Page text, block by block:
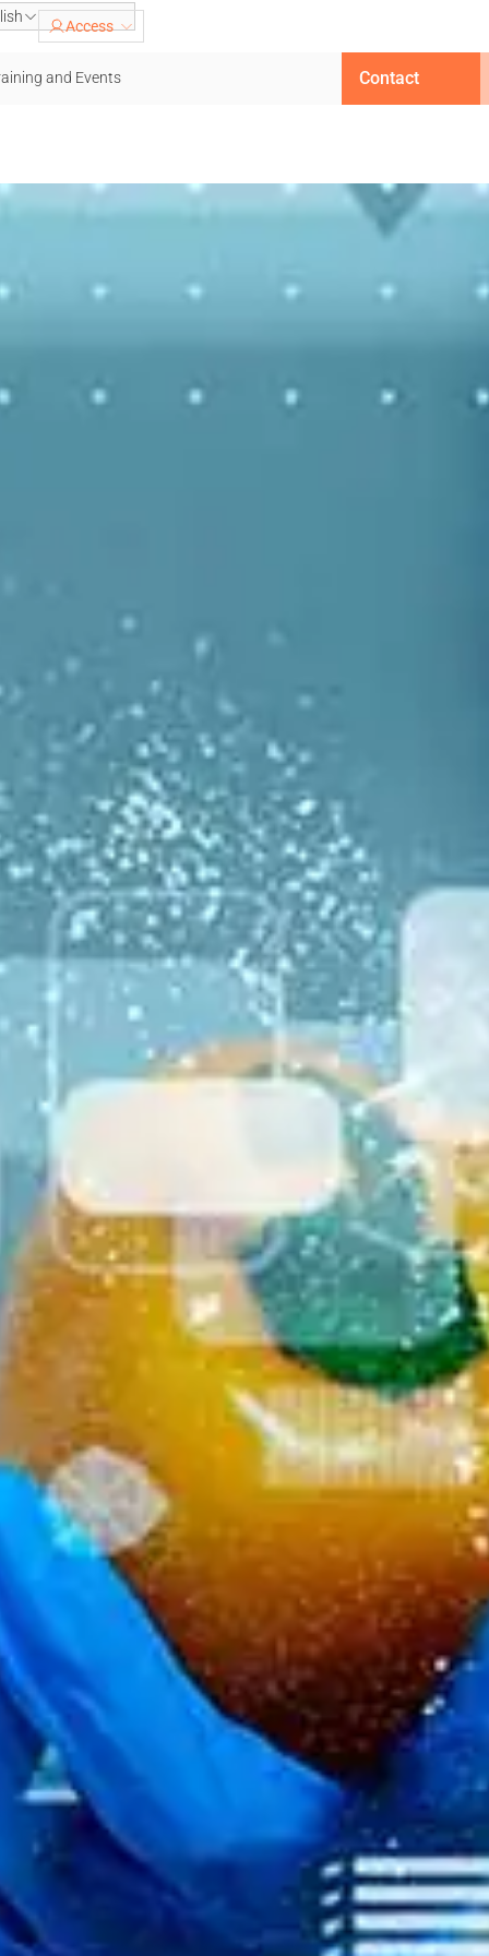
Access
and Events Contact